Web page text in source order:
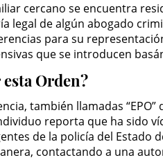
cercano se encuentra
legal de algún abogado
para su
que se introducen
Orden?
también llamadas
reporta que ha sido
de la policía del
contactando a una